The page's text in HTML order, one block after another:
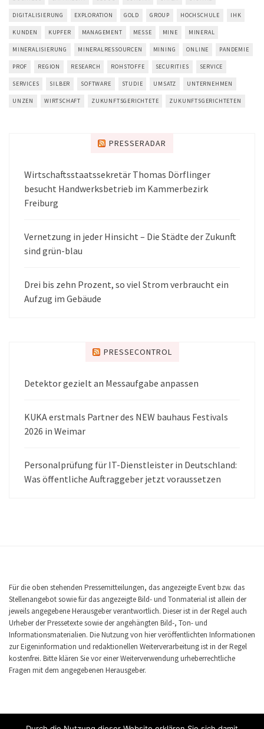
DIGITALISIERUNG EXPLORATION GOLD GROUP HOCHSCHULE IHK
KUNDEN KUPFER MANAGEMENT MESSE MINE MINERAL
MINERALISIERUNG MINERALRESSOURCEN MINING ONLINE PANDEMIE
PROF REGION RESEARCH ROHSTOFFE SECURITIES SERVICE
SERVICES SILBER SOFTWARE STUDIE UMSATZ UNTERNEHMEN
UNZEN WIRTSCHAFT ZUKUNFTSGERICHTETE ZUKUNFTSGERICHTETEN
PRESSERADAR
Wirtschaftsstaatssekretär Thomas Dörflinger
besucht Handwerksbetrieb im Kammerbezirk
Freiburg
Vernetzung in jeder Hinsicht – Die Städte der Zukunft
sind grün-blau
Drei bis zehn Prozent, so viel Strom verbraucht ein
Aufzug im Gebäude
PRESSECONTROL
Detektor gezielt an Messaufgabe anpassen
KUKA erstmals Partner des NEW bauhaus Festivals
2026 in Weimar
Personalprüfung für IT-Dienstleister in Deutschland:
Was öffentliche Auftraggeber jetzt voraussetzen
Für die oben stehenden Pressemitteilungen, das angezeigte Event bzw. das
Stellenangebot sowie für das angezeigte Bild- und Tonmaterial ist allein der
jeweils angegebene Herausgeber verantwortlich. Dieser ist in der Regel auch
Urheber der Pressetexte sowie der angehängten Bild-, Ton- und
Informationsmaterialien. Die Nutzung von hier veröffentlichten Informationen
zur Eigeninformation und redaktionellen Weiterverarbeitung ist in der Regel
kostenfrei. Bitte klären Sie vor einer Weiterverwendung urheberrechtliche
Fragen mit dem angegebenen Herausgeber.